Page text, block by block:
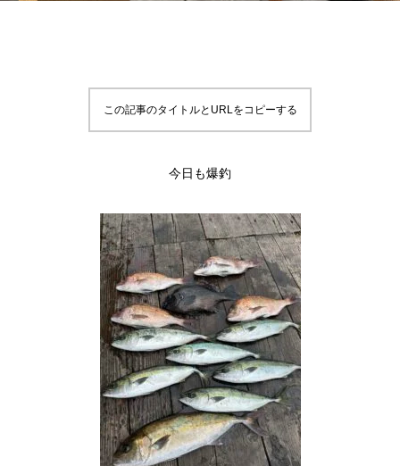
この記事のタイトルとURLをコピーする
今日も爆釣